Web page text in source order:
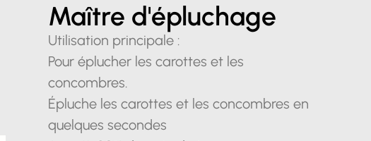
Maître d'épluchage
Utilisation principale :
Pour éplucher les carottes et les
concombres.
Épluche les carottes et les concombres en
quelques secondes